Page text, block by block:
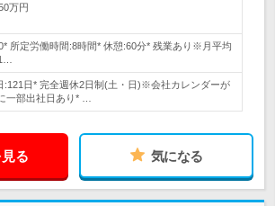
万円
所定労働時間:8時間* 休憩:60分* 残業あり※月平均
日* 完全週休2日制(土・日)※会社カレンダーが
一部出社日あり* …
る 気になる